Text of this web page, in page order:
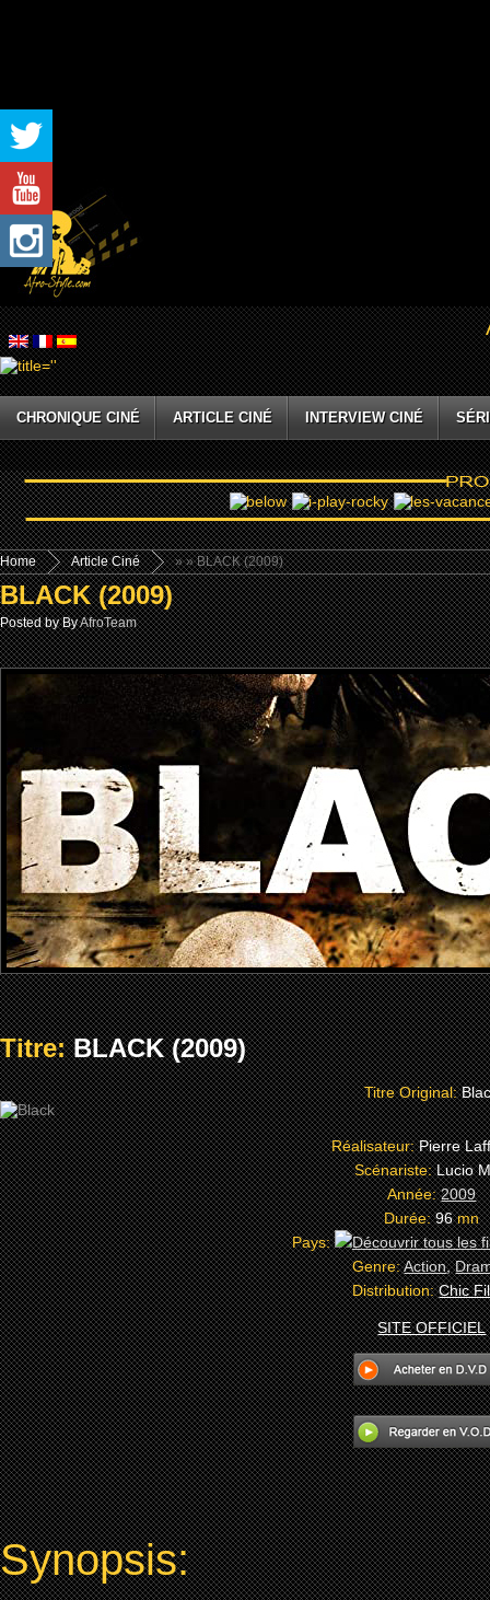
CHRONIQUE CINÉ ARTICLE CINÉ INTERVIEW CINÉ
Home »
Article Ciné » BLACK (2009)
BLACK (2009)
Posted by ByAfroTeam
Titre:BLACK (2009)
Titre Original:
Réalisateur:Pierre
Scénariste:Lucio
Année:2009
Durée:96mn
Pays:
Genre:Action,
Distribution:Chic
SITE OFFICIEL
Synopsis: